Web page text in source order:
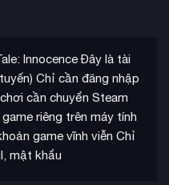
Innocence Đây là tài
Chỉ cần đăng nhập
cần chuyển Steam
riêng trên máy tính
game vĩnh viễn Chỉ
mật khẩu